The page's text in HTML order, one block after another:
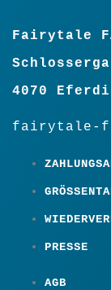
Fairytale
4070
fairytale-
PRESSE
AGB